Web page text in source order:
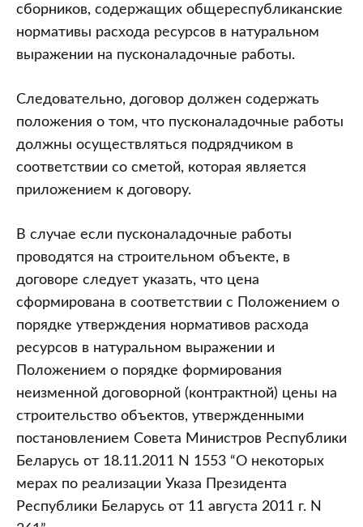
сборников, содержащих общереспубликанские
нормативы расхода ресурсов в натуральном
выражении на пусконаладочные работы.
Следовательно, договор должен содержать
положения о том, что пусконаладочные работы
должны осуществляться подрядчиком в
соответствии со сметой, которая является
приложением к договору.
В случае если пусконаладочные работы
проводятся на строительном объекте, в
договоре следует указать, что цена
сформирована в соответствии с Положением о
порядке утверждения нормативов расхода
ресурсов в натуральном выражении и
Положением о порядке формирования
неизменной договорной (контрактной) цены на
строительство объектов, утвержденными
постановлением Совета Министров Республики
Беларусь от 18.11.2011 N 1553 “О некоторых
мерах по реализации Указа Президента
Республики Беларусь от 11 августа 2011 г. N